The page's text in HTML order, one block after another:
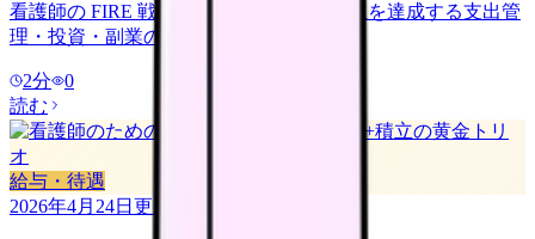
看護師の FIRE 戦略. 40-50 代で経済的自立を達成する支出管
理・投資・副業の設計.
2分
0
読む
給与・待遇
2026年4月24日 更新